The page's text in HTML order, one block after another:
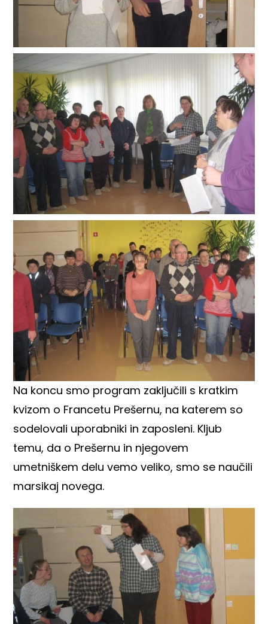
Na koncu smo program zaključili s kratkim
kvizom o Francetu Prešernu, na katerem so
sodelovali uporabniki in zaposleni. Kljub
temu, da o Prešernu in njegovem
umetniškem delu vemo veliko, smo se naučili
marsikaj novega.